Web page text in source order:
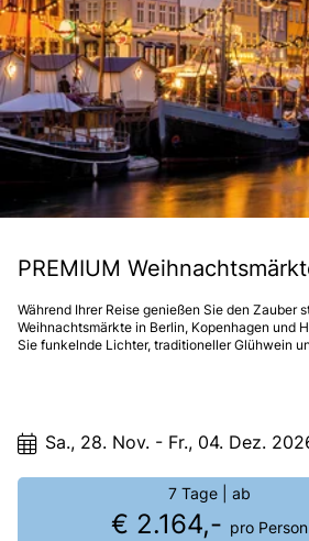
Während Ihrer Reise genießen Sie den Zauber
Weihnachtsmärkte in Berlin, Kopenhagen und
Sie funkelnde Lichter, traditioneller Glühwein
Kopenhagen verzaubert mit skandinavischem
Ständen und dem Duft von Zimtschnecken
Sie den festlich erleuchteten Adventsmarkt
norddeutsche Gemütlichkeit und
zusammentreffen – eine winterliche
Sa., 28. Nov. - Fr., 04. Dez.
7 Tage | ab
€ 2.164,- pro Person